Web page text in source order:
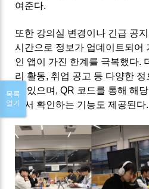
여준다.
또한 강의실 변경이나 긴급 공
시간으로 정보가 업데이트되어
인 앱이 가진 한계를 극복했다.
리 활동, 취업 공고 등 다양한
수 있으며, QR 코드를 통해 해
어서 확인하는 기능도 제공된다.
목록
열기